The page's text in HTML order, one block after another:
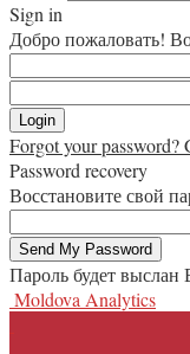
Sign in
Добро пожаловать!
Forgot your password?
Password recovery
Восстановите свой
Пароль будет выслан
Moldova Analytics